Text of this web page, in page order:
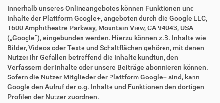
Innerhalb unseres Onlineangebotes können Funktionen und
Inhalte der Plattform Google+, angeboten durch die Google LLC,
1600 Amphitheatre Parkway, Mountain View, CA 94043, USA
(„Google“), eingebunden werden. Hierzu können z.B. Inhalte wie
Bilder, Videos oder Texte und Schaltflächen gehören, mit denen
Nutzer Ihr Gefallen betreffend die Inhalte kundtun, den
Verfassern der Inhalte oder unsere Beiträge abonnieren können.
Sofern die Nutzer Mitglieder der Plattform Google+ sind, kann
Google den Aufruf der o.g. Inhalte und Funktionen den dortigen
Profilen der Nutzer zuordnen.